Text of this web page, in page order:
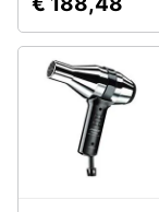
elettrico
Miglior
regolabarba